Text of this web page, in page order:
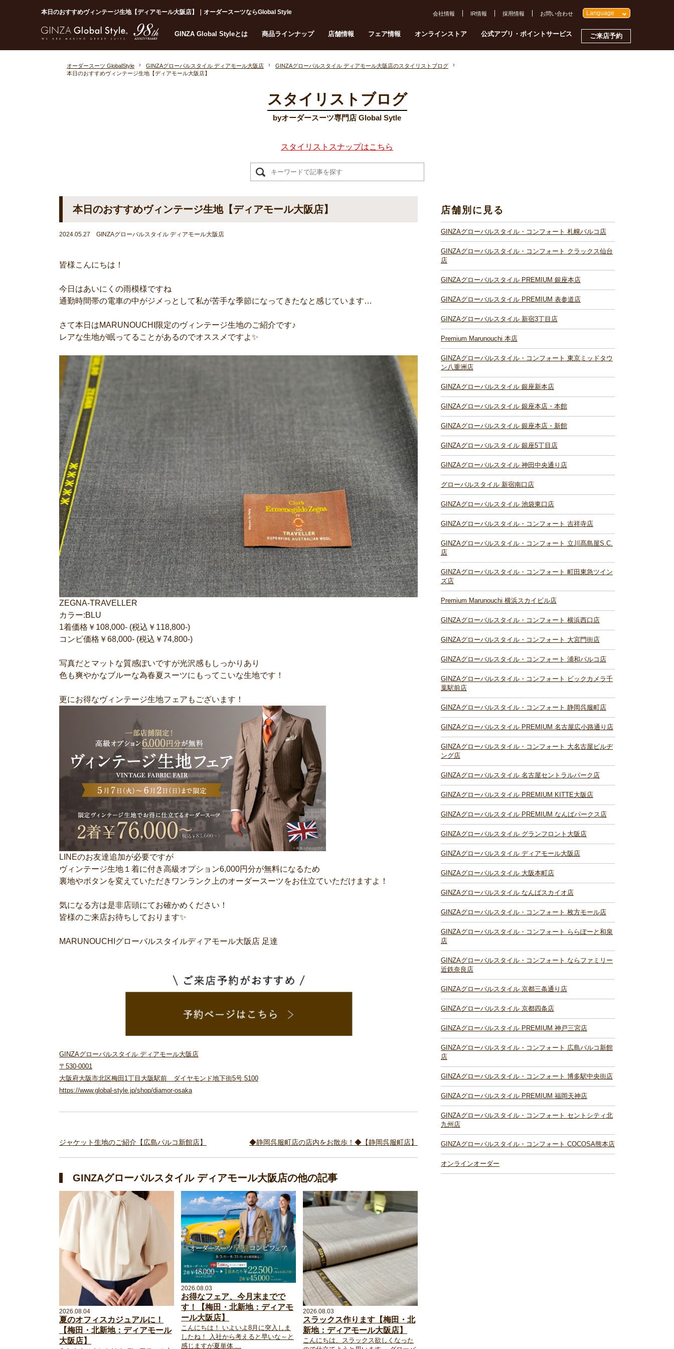
本日のおすすめヴィンテージ生地【ディアモール大阪店】｜オーダースーツならGlobal Style
GINZA Global Styleとは 商品ラインナップ 店舗情報 フェア情報 オンラインストア 公式アプリ・ポイントサービス ご来店予約
会社情報 IR情報 採用情報 お問い合わせ Language
オーダースーツ GlobalStyle GINZAグローバルスタイル ディアモール大阪店
GINZAグローバルスタイル ディアモール大阪店のスタイリストブログ
本日のおすすめヴィンテージ生地【ディアモール大阪店】
スタイリストブログ
byオーダースーツ専門店 Global Sytle
スタイリストスナップはこちら
本日のおすすめヴィンテージ生地【ディアモール大阪店】
2024.05.27 GINZAグローバルスタイル ディアモール大阪店
皆様こんにちは！
今日はあいにくの雨模様ですね
通勤時間帯の電車の中がジメっとして私が苦手な季節になってきたなと感じています…
さて本日はMARUNOUCHI限定のヴィンテージ生地のご紹介です♪
レアな生地が眠ってることがあるのでオススメですよ✨
ZEGNA-TRAVELLER
カラー:BLU
1着価格￥108,000- (税込￥118,800-)
コンビ価格￥68,000- (税込￥74,800-)
写真だとマットな質感ぽいですが光沢感もしっかりあり
色も爽やかなブルーな為春夏スーツにもってこいな生地です！
更にお得なヴィンテージ生地フェアもございます！
LINEのお友達追加が必要ですが
ヴィンテージ生地１着に付き高級オプション6,000円分が無料になるため
裏地やボタンを変えていただきワンランク上のオーダースーツをお仕立ていただけますよ！
気になる方は是非店頭にてお確かめください！
皆様のご来店お待ちしております✨
MARUNOUCHIグローバルスタイルディアモール大阪店 足達
GINZAグローバルスタイル ディアモール大阪店
〒530-0001
大阪府大阪市北区梅田1丁目大阪駅前 ダイヤモンド地下街5号 5100
https://www.global-style.jp/shop/diamor-osaka
ジャケット生地のご紹介【広島パルコ新館店】 ◆静岡呉服町店の店内をお散歩！◆【静岡呉服町店】
GINZAグローバルスタイル ディアモール大阪店の他の記事
2026.08.04
夏のオフィスカジュアルに！
【梅田・北新地：ディアモール
大阪店】
2026.08.03
お得なフェア、今月末までで
す！【梅田・北新地：ディアモ
ール大阪店】
こんにちは！ いよいよ8月に突入しま
したね！ 入社から考えると早いな～と
感じますが夏単体 ...
2026.08.03
スラックス作ります【梅田・北
新地：ディアモール大阪店】
こんにちは、スラックス欲しくなった
店舗別に見る
GINZAグローバルスタイル・コンフォート 札幌パルコ店
GINZAグローバルスタイル・コンフォート クラックス仙台
店
GINZAグローバルスタイル PREMIUM 銀座本店
GINZAグローバルスタイル PREMIUM 表参道店
GINZAグローバルスタイル 新宿3丁目店
Premium Marunouchi 本店
GINZAグローバルスタイル・コンフォート 東京ミッドタウ
ン八重洲店
GINZAグローバルスタイル 銀座新本店
GINZAグローバルスタイル 銀座本店・本館
GINZAグローバルスタイル 銀座本店・新館
GINZAグローバルスタイル 銀座5丁目店
GINZAグローバルスタイル 神田中央通り店
グローバルスタイル 新宿南口店
GINZAグローバルスタイル 池袋東口店
GINZAグローバルスタイル・コンフォート 吉祥寺店
GINZAグローバルスタイル・コンフォート 立川髙島屋S.C.
店
GINZAグローバルスタイル・コンフォート 町田東急ツイン
ズ店
Premium Marunouchi 横浜スカイビル店
GINZAグローバルスタイル・コンフォート 横浜西口店
GINZAグローバルスタイル・コンフォート 大宮門街店
GINZAグローバルスタイル・コンフォート 浦和パルコ店
GINZAグローバルスタイル・コンフォート ビックカメラ千
葉駅前店
GINZAグローバルスタイル・コンフォート 静岡呉服町店
GINZAグローバルスタイル PREMIUM 名古屋広小路通り店
GINZAグローバルスタイル・コンフォート 大名古屋ビルヂ
ング店
GINZAグローバルスタイル 名古屋セントラルパーク店
GINZAグローバルスタイル PREMIUM KITTE大阪店
GINZAグローバルスタイル PREMIUM なんばパークス店
GINZAグローバルスタイル グランフロント大阪店
GINZAグローバルスタイル ディアモール大阪店
GINZAグローバルスタイル 大阪本町店
GINZAグローバルスタイル なんばスカイオ店
GINZAグローバルスタイル・コンフォート 枚方モール店
GINZAグローバルスタイル・コンフォート ららぽーと和泉
店
GINZAグローバルスタイル・コンフォート ならファミリー
近鉄奈良店
GINZAグローバルスタイル 京都三条通り店
GINZAグローバルスタイル 京都四条店
GINZAグローバルスタイル PREMIUM 神戸三宮店
GINZAグローバルスタイル・コンフォート 広島パルコ新館
店
GINZAグローバルスタイル・コンフォート 博多駅中央街店
GINZAグローバルスタイル PREMIUM 福岡天神店
GINZAグローバルスタイル・コンフォート セントシティ北
九州店
GINZAグローバルスタイル・コンフォート COCOSA熊本店
オンラインオーダー